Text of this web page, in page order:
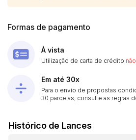
Formas de pagamento
À vista
Utilização de carta de crédito
Em até 30x
Para o envio de propostas
30 parcelas, consulte as regras
Histórico de Lances